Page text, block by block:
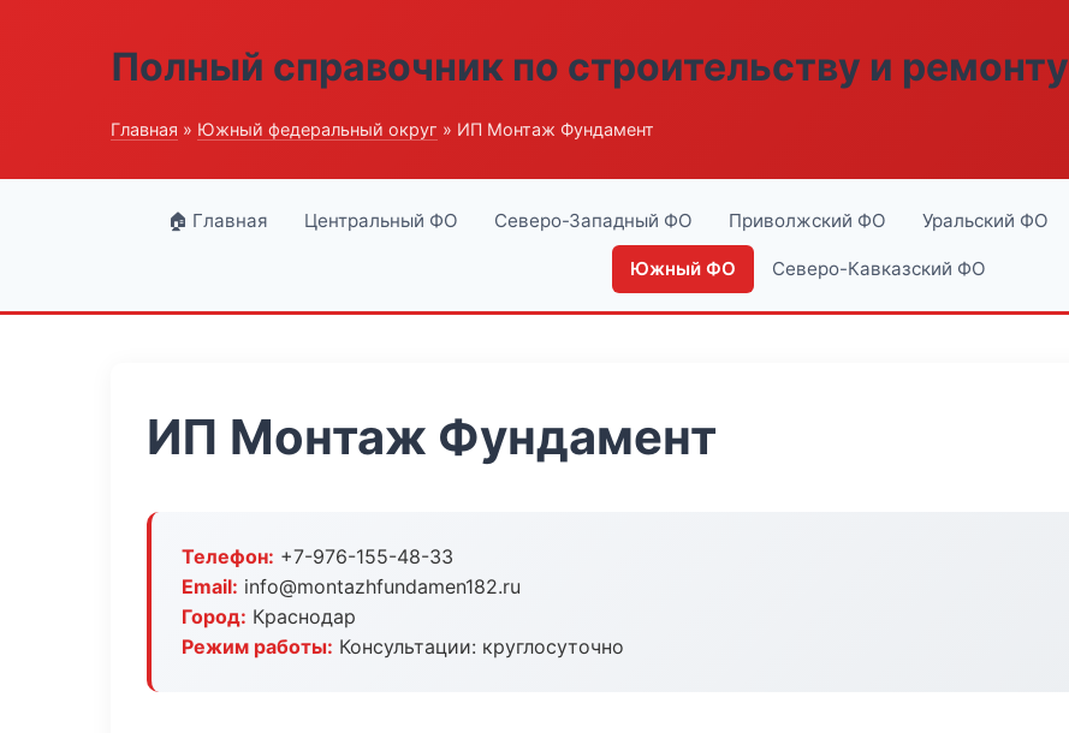
Полный справочник по строительству и ремонту
Главная » Южный федеральный округ » ИП Монтаж Фундамент
🏠 Главная Центральный ФО Северо-Западный ФО Приволжский ФО Уральский ФО
Южный ФО Северо-Кавказский ФО
ИП Монтаж Фундамент
Телефон: +7-976-155-48-33
Email: info@montazhfundamen182.ru
Город: Краснодар
Режим работы: Консультации: круглосуточно